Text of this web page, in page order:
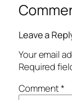
Leave a
Your email
Required
Comment*